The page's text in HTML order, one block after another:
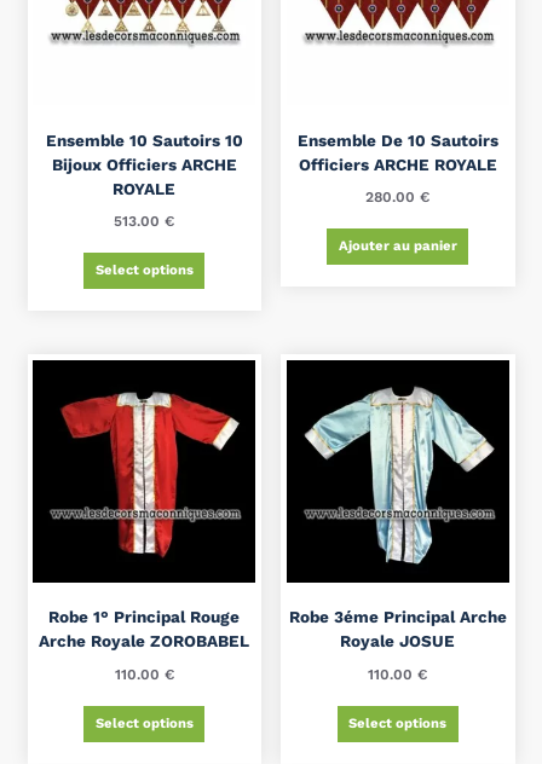
Ensemble 10 Sautoirs 10
Bijoux Officiers ARCHE
ROYALE
513.00€
Select options
Ensemble De 10 Sautoirs
Officiers ARCHE ROYALE
280.00€
Ajouter au panier
Robe 1° Principal Rouge
Arche Royale ZOROBABEL
110.00 €
Select options
Robe 3éme Principal Arche
Royale JOSUE
110.00€
Select options